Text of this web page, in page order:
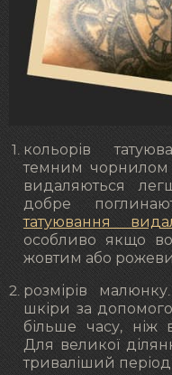
кольорів
темним чорнилом
видаляються
добре
татуювання
особливо якщо
жовтим або
розмірів
шкіри за
більше часу, ніж
Для великої
триваліший